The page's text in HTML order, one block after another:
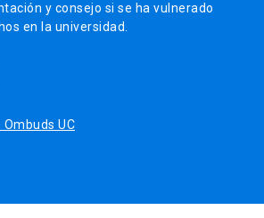
y consejo si se ha vulnerado
en la universidad.
Ombuds UC